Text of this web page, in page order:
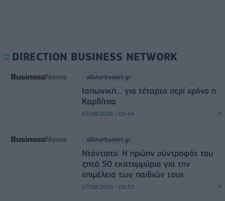
DIRECTION BUSINESS NETWORK
allstarbasket.gr
Ιαπωνική... για τέταρτο σερί χρόνο η
Καρδίτσα
07/08/2026 - 09:44
allstarbasket.gr
Ντόντσιτς: Η πρώην σύντροφός του
ζητά 50 εκατομμύρια για την
επιμέλεια των παιδιών τους
07/08/2026 - 09:33